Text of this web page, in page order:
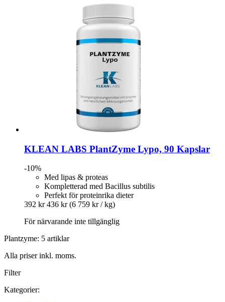
KLEAN LABS PlantZyme Lypo, 90 Kapslar
-10%
Med lipas & proteas
Kompletterad med Bacillus subtilis
Perfekt för proteinrika dieter
392 kr 436 kr (6 759 kr / kg)
För närvarande inte tillgänglig
Plantzyme: 5 artiklar
Alla priser inkl. moms.
Filter
Kategorier: